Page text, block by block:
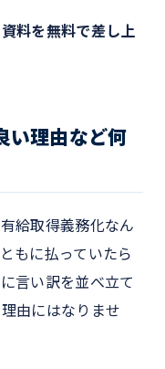
料を無料で差し上
い理由など何
給取得義務化なん
もに払っていたら
言い訳を並べ立て
由にはなりませ